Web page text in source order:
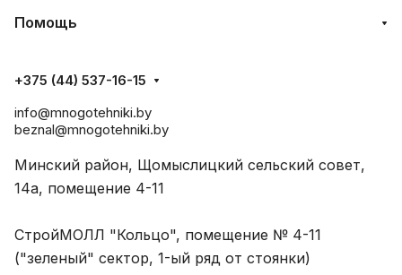
Помощь
+375 (44) 537-16-15
info@mnogotehniki.by
beznal@mnogotehniki.by
Минский район, Щомыслицкий сельский совет,
14а, помещение 4-11
СтройМОЛЛ "Кольцо", помещение № 4-11
("зеленый" сектор, 1-ый ряд от стоянки)